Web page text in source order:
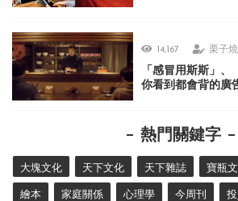
14,167 栗子
「感冒用斯斯」
你看到都會背的廣
熱門關鍵字
大塊文化 天下文化 天下雜誌 寶瓶
繪本 家庭關係 心理學 今周刊